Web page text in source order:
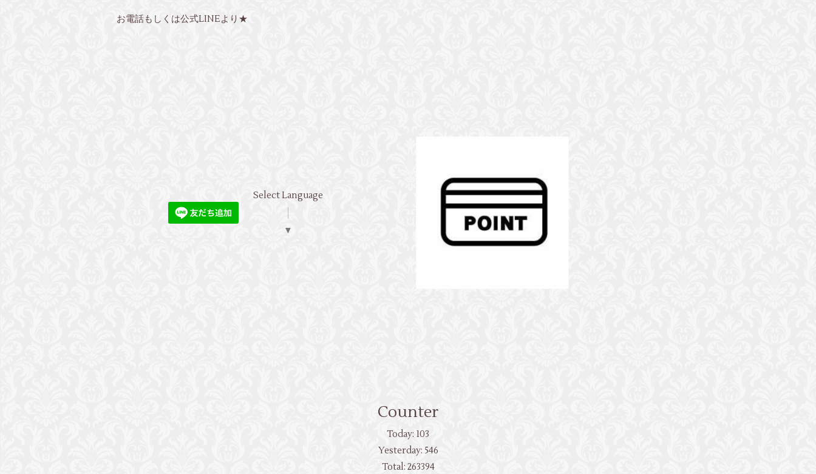
お電話もしくは公式LINEより★
Select Language
▼
Counter
Today: 103
Yesterday: 546
Total: 263394